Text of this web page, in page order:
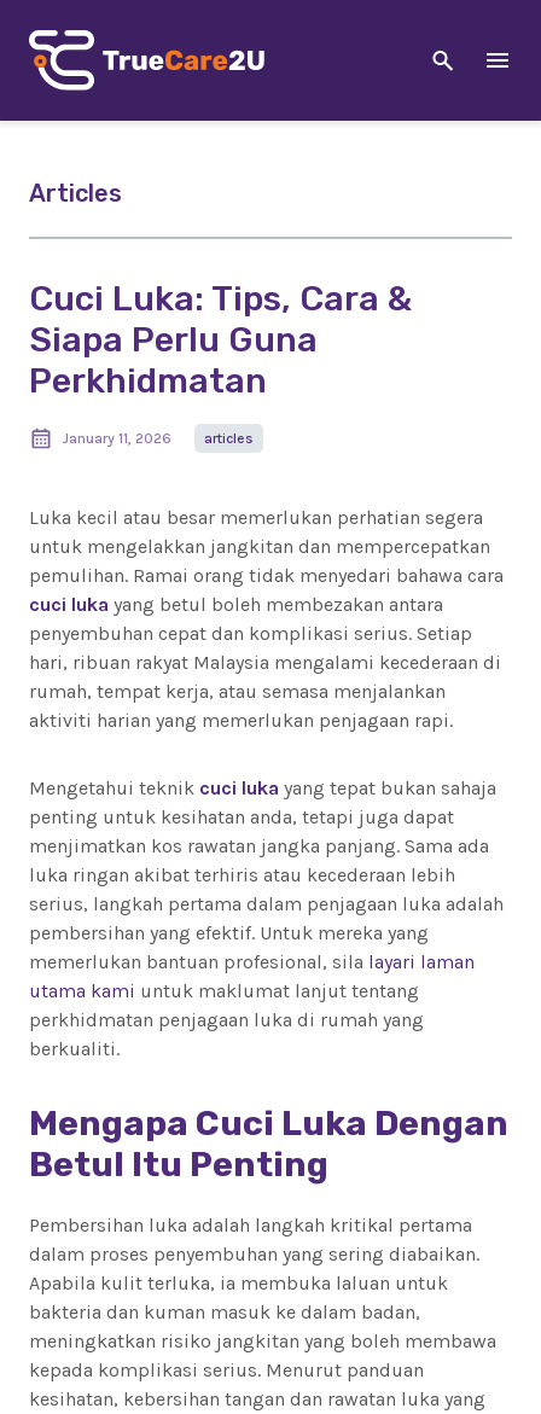
Articles
Cuci Luka: Tips, Cara &
Siapa Perlu Guna
Perkhidmatan
January 11, 2026 articles
Luka kecil atau besar memerlukan perhatian segera
untuk mengelakkan jangkitan dan mempercepatkan
pemulihan. Ramai orang tidak menyedari bahawa cara
cuci luka yang betul boleh membezakan antara
penyembuhan cepat dan komplikasi serius. Setiap
hari, ribuan rakyat Malaysia mengalami kecederaan di
rumah, tempat kerja, atau semasa menjalankan
aktiviti harian yang memerlukan penjagaan rapi.
Mengetahui teknik cuci luka yang tepat bukan sahaja
penting untuk kesihatan anda, tetapi juga dapat
menjimatkan kos rawatan jangka panjang. Sama ada
luka ringan akibat terhiris atau kecederaan lebih
serius, langkah pertama dalam penjagaan luka adalah
pembersihan yang efektif. Untuk mereka yang
memerlukan bantuan profesional, sila layari laman
utama kami untuk maklumat lanjut tentang
perkhidmatan penjagaan luka di rumah yang
berkualiti.
Mengapa Cuci Luka Dengan
Betul Itu Penting
Pembersihan luka adalah langkah kritikal pertama
dalam proses penyembuhan yang sering diabaikan.
Apabila kulit terluka, ia membuka laluan untuk
bakteria dan kuman masuk ke dalam badan,
meningkatkan risiko jangkitan yang boleh membawa
kepada komplikasi serius. Menurut panduan
kesihatan, kebersihan tangan dan rawatan luka yang